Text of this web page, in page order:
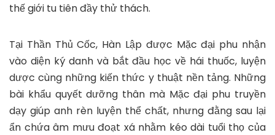
thế giới tu tiên đầy thử thách.
Tại Thần Thủ Cốc, Hàn Lập được Mặc đại phu nhận
vào diện ký danh và bắt đầu học về hái thuốc, luyện
dược cùng những kiến thức y thuật nền tảng. Những
bài khẩu quyết dưỡng thân mà Mặc đại phu truyền
dạy giúp anh rèn luyện thể chất, nhưng đằng sau lại
ẩn chứa âm mưu đoạt xá nhằm kéo dài tuổi thọ của